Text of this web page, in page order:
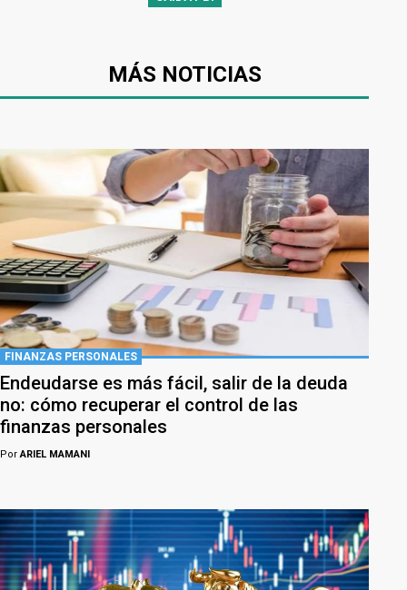
MÁS NOTICIAS
FINANZAS PERSONALES
Endeudarse es más fácil, salir de la deuda
no: cómo recuperar el control de las
finanzas personales
PorARIEL MAMANI